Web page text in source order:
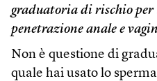
graduatoria di rischio per
penetrazione anale e
Non è questione di
quale hai usato lo